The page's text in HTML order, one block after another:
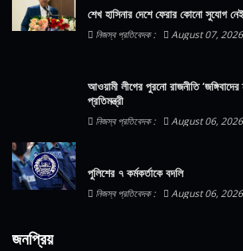
শেখ হাসিনার দেশে ফেরার কোনো সুযোগ
নিজস্ব প্রতিবেদক : August 07, 2026
আওয়ামী লীগের পুরনো রাজনীতি ‘জঙ্গিবাদের
প্রতিমন্ত্রী
নিজস্ব প্রতিবেদক : August 06, 2026
পুলিশের ৭ কর্মকর্তাকে বদলি
নিজস্ব প্রতিবেদক : August 06, 2026
জনপ্রিয়